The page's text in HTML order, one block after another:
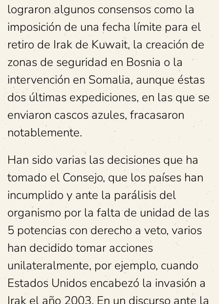
lograron algunos consensos como la
imposición de una fecha límite para el
retiro de Irak de Kuwait, la creación de
zonas de seguridad en Bosnia o la
intervención en Somalia, aunque éstas
dos últimas expediciones, en las que se
enviaron cascos azules, fracasaron
notablemente.
Han sido varias las decisiones que ha
tomado el Consejo, que los países han
incumplido y ante la parálisis del
organismo por la falta de unidad de las
5 potencias con derecho a veto, varios
han decidido tomar acciones
unilateralmente, por ejemplo, cuando
Estados Unidos encabezó la invasión a
Irak el año 2003. En un discurso ante la